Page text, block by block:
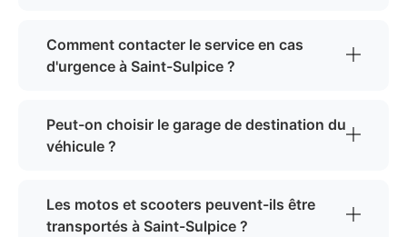
Comment contacter le service en cas
d'urgence à Saint-Sulpice ?
Peut-on choisir le garage de destination du
véhicule ?
Les motos et scooters peuvent-ils être
transportés à Saint-Sulpice ?